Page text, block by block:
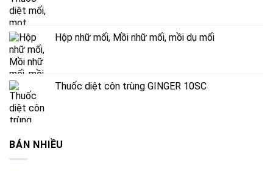
Hộp nhữ mối, Mồi nhữ mối, mồi dụ mối
Thuốc diệt côn trùng GINGER 10SC
BÁN NHIỀU